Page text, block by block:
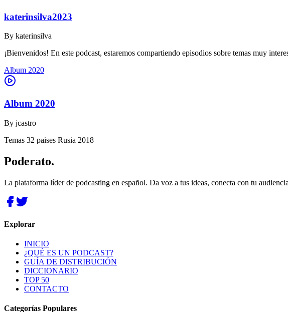
katerinsilva2023
By katerinsilva
¡Bienvenidos! En este podcast, estaremos compartiendo episodios sobre temas muy
Album 2020
Album 2020
By jcastro
Temas 32 paises Rusia 2018
Poderato.
La plataforma líder de podcasting en español. Da voz a tus ideas, conecta con tu
Explorar
INICIO
¿QUÉ ES UN PODCAST?
GUÍA DE DISTRIBUCIÓN
DICCIONARIO
TOP 50
CONTACTO
Categorías Populares